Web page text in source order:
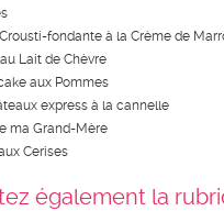
fondante à la Crème de
Lait de Chèvre
aux Pommes
express à la cannelle
ma Grand-Mère
Cerises
également la